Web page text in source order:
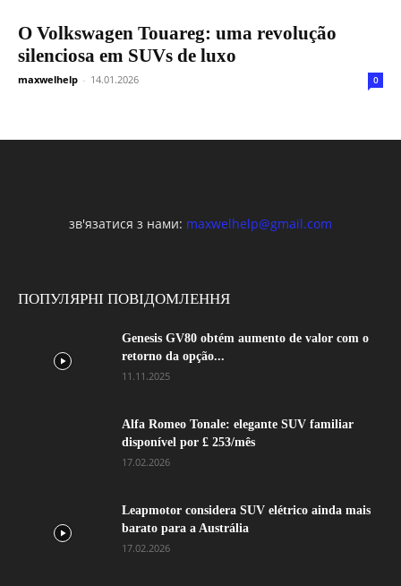
O Volkswagen Touareg: uma revolução
silenciosa em SUVs de luxo
maxwelhelp - 14.01.2026 0
зв'язатися з нами: maxwelhelp@gmail.com
ПОПУЛЯРНІ ПОВІДОМЛЕННЯ
Genesis GV80 obtém aumento de valor com o
retorno da opção...
11.11.2025
Alfa Romeo Tonale: elegante SUV familiar
disponível por £ 253/mês
17.02.2026
Leapmotor considera SUV elétrico ainda mais
barato para a Austrália
17.02.2026